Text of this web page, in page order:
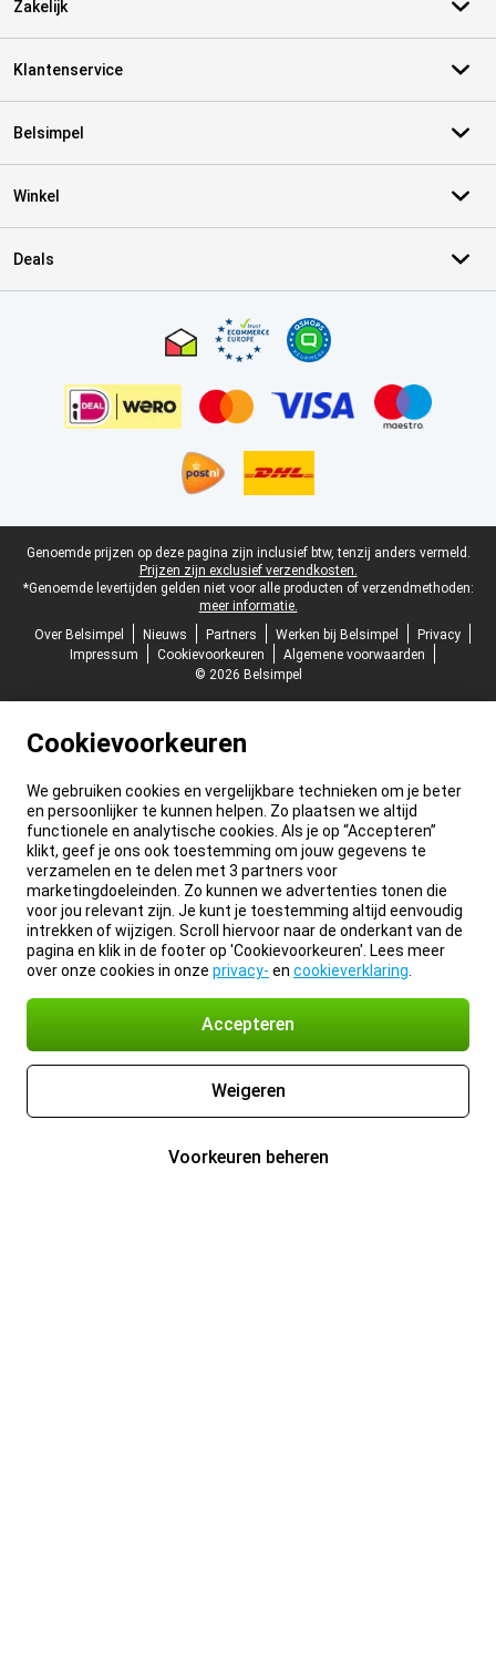
Zakelijk
Klantenservice
Belsimpel
Winkel
Deals
Juridische voettekst
Genoemde prijzen op deze pagina zijn inclusief btw, tenzij anders vermeld.
Prijzen zijn exclusief verzendkosten.
*Genoemde levertijden gelden niet voor alle producten of verzendmethoden:
meer informatie.
Over Belsimpel
Nieuws Partners Werken bij Belsimpel
Privacy
Impressum
Cookievoorkeuren
Algemene voorwaarden
© 2026 Belsimpel
Cookievoorkeuren
We gebruiken cookies en vergelijkbare technieken om je beter
en persoonlijker te kunnen helpen. Zo plaatsen we altijd
functionele en analytische cookies. Als je op “Accepteren”
klikt, geef je ons ook toestemming om jouw gegevens te
verzamelen en te delen met 3 partners voor
marketingdoeleinden. Zo kunnen we advertenties tonen die
voor jou relevant zijn. Je kunt je toestemming altijd eenvoudig
intrekken of wijzigen. Scroll hiervoor naar de onderkant van de
pagina en klik in de footer op 'Cookievoorkeuren'. Lees meer
over onze cookies in onze privacy- en cookieverklaring
Accepteren
Weigeren
Voorkeuren beheren